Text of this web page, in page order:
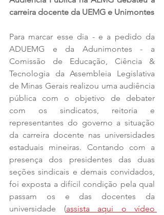
carreira docente da UEMG e Unimontes
Para marcar esse dia - e a pedido da
ADUEMG e da Adunimontes - a
Comissão de Educação, Ciência &
Tecnologia da Assembleia Legislativa
de Minas Gerais realizou uma audiência
pública com o objetivo de debater
com os sindicatos, reitoria e
representantes do governo a situação
da carreira docente nas universidades
estaduais mineiras. Contando com a
presença dos presidentes das duas
seções sindicais e demais convidados,
foi exposta a difícil condição pela qual
passam os e das docentes da
universidade (assista aqui o vídeo